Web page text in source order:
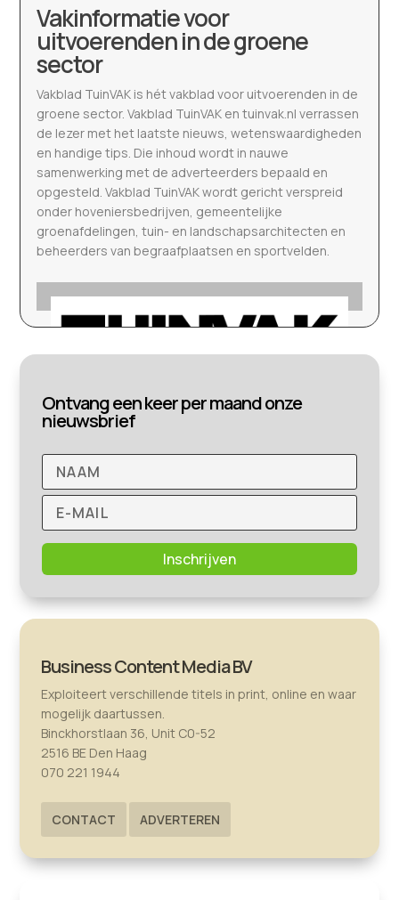
Vakinformatie voor
uitvoerenden in de groene
sector
Vakblad TuinVAK is hét vakblad voor uitvoerenden in de
groene sector. Vakblad TuinVAK en tuinvak.nl verrassen
de lezer met het laatste nieuws, wetenswaardigheden
en handige tips. Die inhoud wordt in nauwe
samenwerking met de adverteerders bepaald en
opgesteld. Vakblad TuinVAK wordt gericht verspreid
onder hoveniersbedrijven, gemeentelijke
groenafdelingen, tuin- en landschapsarchitecten en
beheerders van begraafplaatsen en sportvelden.
Ontvang een keer per maand onze
nieuwsbrief
Inschrijven
Business Content Media BV
Exploiteert verschillende titels in print, online en waar
mogelijk daartussen.
Binckhorstlaan 36, Unit C0-52
2516 BE Den Haag
070 221 1944
CONTACT ADVERTEREN